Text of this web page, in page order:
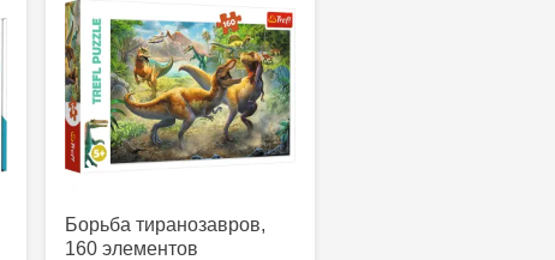
Борьба тиранозавров,
160 элементов